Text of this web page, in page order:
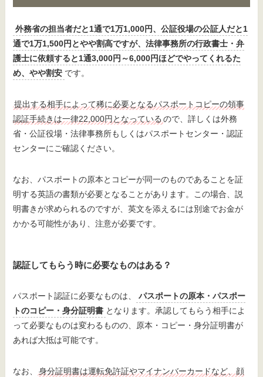
外務省の担当者だと1通で1万1,000円、公証役場の公証人だと1
通で1万1,500円とやや割高ですが、法律事務所の行政書士・弁
護士に依頼すると1通3,000円～6,000円ほどでやってくれるた
め、やや割安 です。
提出する相手によって稀に必要となるパスポートコピーの領事
認証手続きは一律22,000円となっている ので、詳しくは外務
省・公証役場・法律事務所もしくはパスポートセンター・認証
センターにご確認ください。
なお、パスポートの原本とコピーが同一のものであることを証
明する英語の書類が必要となることがあります。この場合、説
明書きが求められるのですが、英文を添えるには別途でお金が
かかる可能性があり、注意が必要です。
認証してもらう時に必要なものはある？
パスポート認証に必要なものは、
パスポートの原本・パスポー
トのコピー・身分証明書 となります。承認してもらう相手によ
って必要なものは変わるものの、原本・コピー・身分証明書が
あれば大抵は可能です。
なお、
身分証明書は運転免許証やマイナンバーカードなど、顔